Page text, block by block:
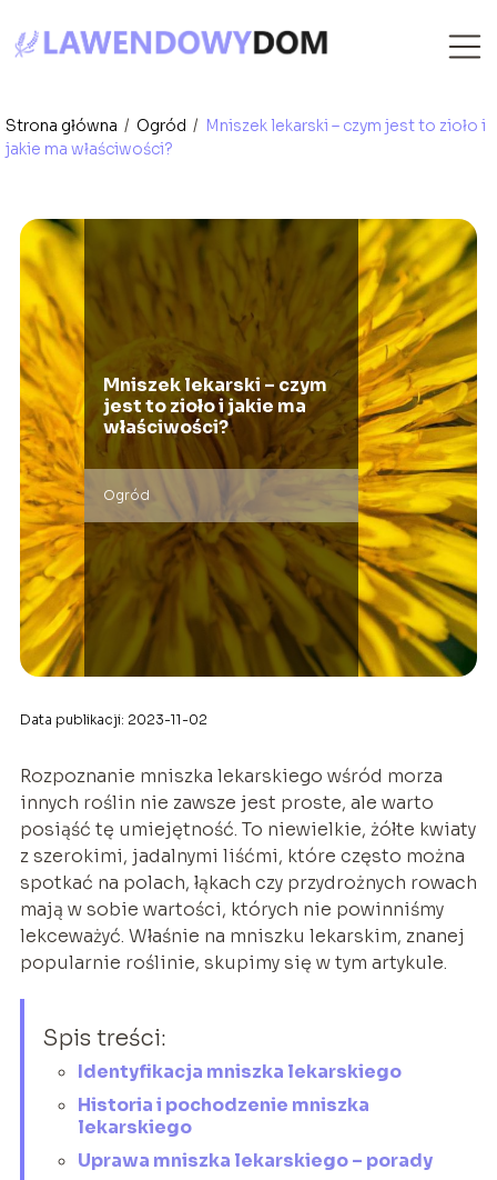
Strona główna / Ogród / Mniszek lekarski – czym jest to zioło i
jakie ma właściwości?
Mniszek lekarski – czym
jest to zioło i jakie ma
właściwości?
Ogród
Data publikacji: 2023-11-02
Rozpoznanie mniszka lekarskiego wśród morza
innych roślin nie zawsze jest proste, ale warto
posiąść tę umiejętność. To niewielkie, żółte kwiaty
z szerokimi, jadalnymi liśćmi, które często można
spotkać na polach, łąkach czy przydrożnych rowach
mają w sobie wartości, których nie powinniśmy
lekceważyć. Właśnie na mniszku lekarskim, znanej
popularnie roślinie, skupimy się w tym artykule.
Spis treści:
Identyfikacja mniszka lekarskiego
Historia i pochodzenie mniszka
lekarskiego
Uprawa mniszka lekarskiego – porady